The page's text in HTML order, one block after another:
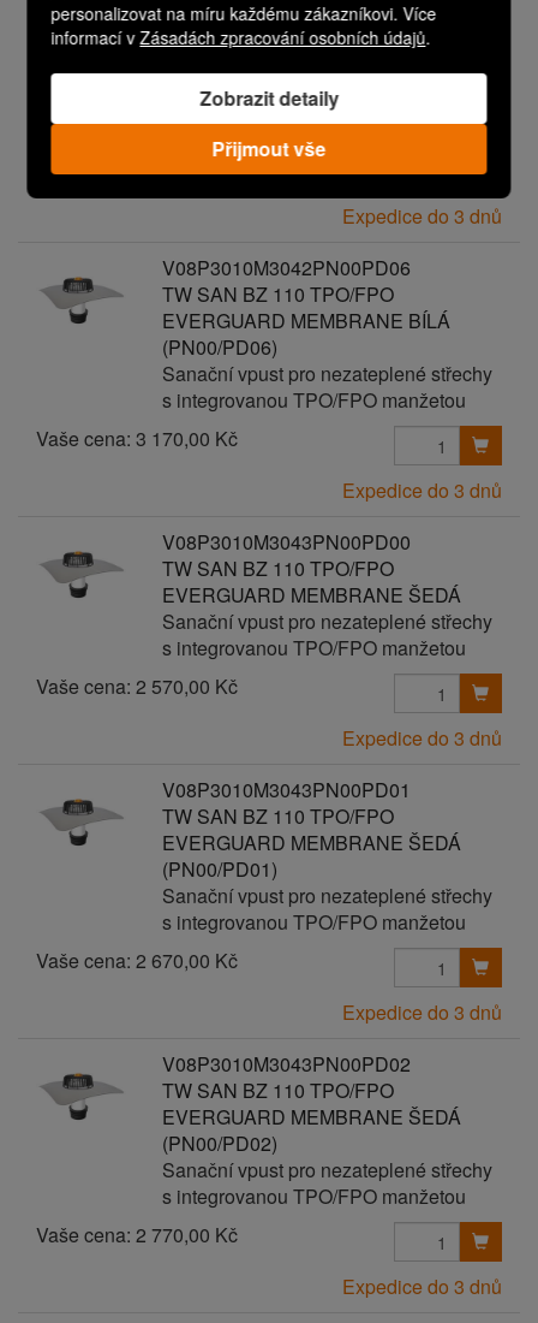
personalizovat na míru každému zákazníkovi. Více
informací vZásadách zpracování osobních údajů.
Zobrazit detaily
Přijmout vše
TW SAN BZ 110 TPO/FPO
EVERGUARD MEMBRANE BÍLÁ
(PN00/PD05)
Sanační vpust pro nezateplené střechy
s integrovanou TPO/FPO manžetou
Vaše cena:
3 070,00 Kč
Expedice do 3 dnů
V08P3010M3042PN00PD06
TW SAN BZ 110 TPO/FPO
EVERGUARD MEMBRANE BÍLÁ
(PN00/PD06)
Sanační vpust pro nezateplené střechy
s integrovanou TPO/FPO manžetou
Vaše cena: 3 170,00 Kč
Expedice do 3 dnů
V08P3010M3043PN00PD00
TW SAN BZ 110 TPO/FPO
EVERGUARD MEMBRANE ŠEDÁ
Sanační vpust pro nezateplené střechy
s integrovanou TPO/FPO manžetou
Vaše cena: 2 570,00 Kč
Expedice do 3 dnů
V08P3010M3043PN00PD01
TW SAN BZ 110 TPO/FPO
EVERGUARD MEMBRANE ŠEDÁ
(PN00/PD01)
Sanační vpust pro nezateplené střechy
s integrovanou TPO/FPO manžetou
Vaše cena: 2 670,00 Kč
Expedice do 3 dnů
V08P3010M3043PN00PD02
TW SAN BZ 110 TPO/FPO
EVERGUARD MEMBRANE ŠEDÁ
(PN00/PD02)
Sanační vpust pro nezateplené střechy
s integrovanou TPO/FPO manžetou
Vaše cena: 2 770,00 Kč
Expedice do 3 dnů